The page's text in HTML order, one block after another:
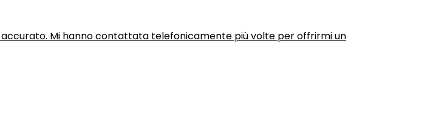
Mi hanno contattata telefonicamente più volte per offrirmi un